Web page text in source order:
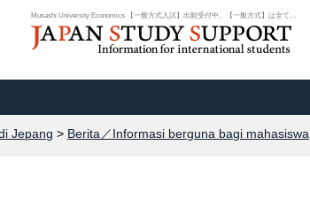
Musashi University Economics 【一般方式入試】出願受付中。【一般方式】は全て.....
Jepang > Berita／Informasi berguna bagi mahasiswa